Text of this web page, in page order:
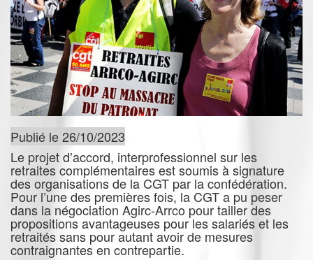
Publié le 26/10/2023
Le projet d’accord, interprofessionnel sur les
retraites complémentaires est soumis à signature
des organisations de la CGT par la confédération.
Pour l’une des premières fois, la CGT a pu peser
dans la négociation Agirc-Arrco pour tailler des
propositions avantageuses pour les salariés et les
retraités sans pour autant avoir de mesures
contraignantes en contrepartie.